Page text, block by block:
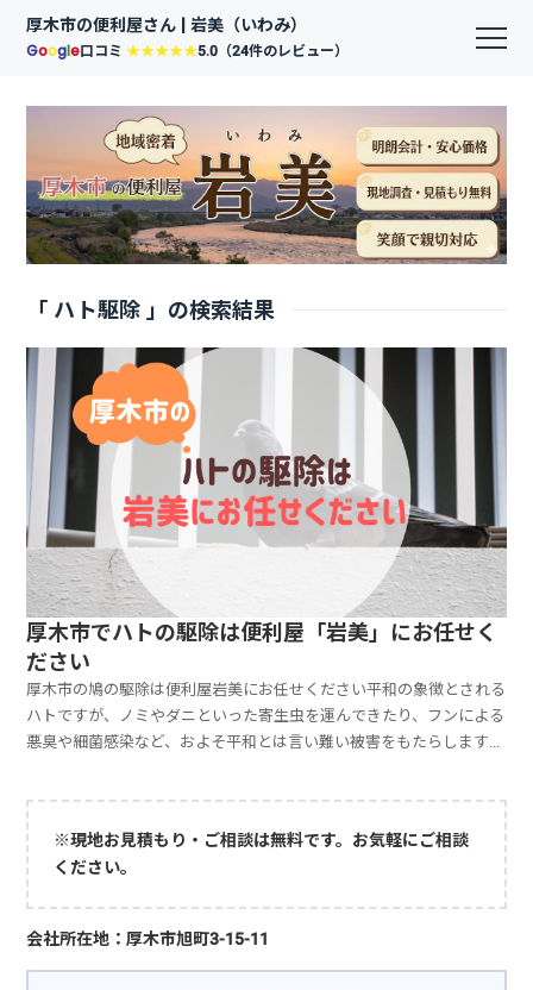
厚木市の便利屋さん | 岩美（いわみ）
Google口コミ★★★★★5.0（24件のレビュー）
「 ハト駆除 」の検索結果
厚木市でハトの駆除は便利屋「岩美」にお任せく
ださい
厚木市の鳩の駆除は便利屋岩美にお任せください平和の象徴とされる
ハトですが、ノミやダニといった寄生虫を運んできたり、フンによる
悪臭や細菌感染など、およそ平和とは言い難い被害をもたらします。
頼者様も3階以上の集合住宅にお住まいの方がほとんどです。ハトの
被害は時間がたてばたつほど対策が困難になっていきます。ハトの侵
入やフンの被害でお困りの方は気づいた時点で早めに追い払うなどの
対処をしなければ、駆除にかかる時間も費用も増していきます。ハト
の侵入・フンに被害にお困りの方は便利屋岩美にお任せください。現
地調査・お見積りは無料なので、まずはお気軽にご相談ください。お
問い合わせはこちら＼ ぜひお気軽にご相談ください。相見積もりも
大歓迎です！ ／厚木市の便利屋 岩美（いわみ）電話でお問い合わせ
※現地お見積もり・ご相談は無料です。お気軽にご相談
ください。
会社所在地：厚木市旭町3-15-11